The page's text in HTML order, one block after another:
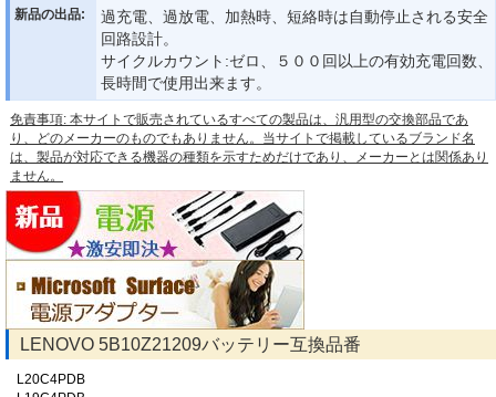
新品の出品:
過充電、過放電、加熱時、短絡時は自動停止される安全
回路設計。
サイクルカウント:ゼロ、５００回以上の有効充電回数、
長時間で使用出来ます。
免責事項: 本サイトで販売されているすべての製品は、汎用型の交換部品であ
り、どのメーカーのものでもありません。当サイトで掲載しているブランド名
は、製品が対応できる機器の種類を示すためだけであり、メーカーとは関係あり
ません。
LENOVO 5B10Z21209バッテリー互換品番
L20C4PDB